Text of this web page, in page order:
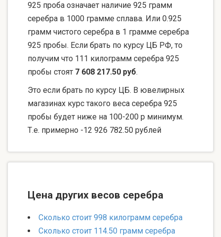
925 проба означает наличие 925 грамм
серебра в 1000 грамме сплава. Или 0.925
грамм чистого серебра в 1 грамме серебра
925 пробы. Если брать по курсу ЦБ РФ, то
получим что 111 килограмм серебра 925
пробы стоят 7 608 217.50 руб.
Это если брать по курсу ЦБ. В ювелирных
магазинах курс такого веса серебра 925
пробы будет ниже на 100-200 р минимум.
Т.е. примерно -12 926 782.50 рублей
Цена других весов серебра
Сколько стоит 998 килограмм серебра
Сколько стоит 114.50 грамм серебра